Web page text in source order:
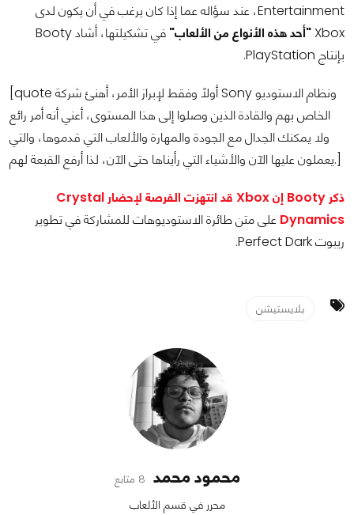
Entertainment، عند سؤاله عما إذا كان يرغب في أن يكون لدى
Xbox "أحد هذه الأنواع من الألعاب"
في تشكيلتها، أشاد Booty
بإنتاج PlayStation.
[quote أولاً وفقط لإبراز الأمر، أهنئ شركة Sony ونظام الاستوديو
الخاص بهم والقادة الذين وصلوا إلى هذا المستوى، أعني أنه أمر رائع
ولا يمكنك الجدال مع الجودة والمهارة والألعاب التي قدموها، والتي
يعملون عليها الآن والأشياء التي رأيناها حتى الآن، لذا أرفع القبعة لهم.]
ذكر Booty إن Xbox قد انتهزت الفرصة لإحضار Crystal
Dynamics على متن طائرة الاستوديوهات للمشاركة في تطوير
ريبوت Perfect Dark.
بلايستيشن
محمود محمد 8 متابع
محرر في قسم الألعاب